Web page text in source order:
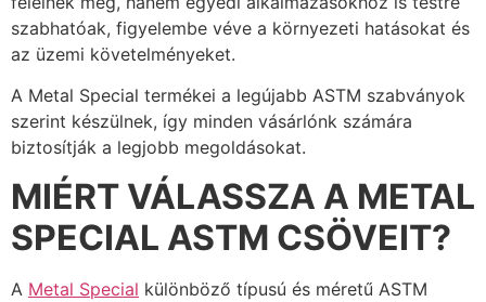
szabhatóak, figyelembe véve a környezeti hatásokat és
az üzemi követelményeket.
A Metal Special termékei a legújabb ASTM szabványok
szerint készülnek, így minden vásárlónk számára
biztosítják a legjobb megoldásokat.
MIÉRT VÁLASSZA A METAL
SPECIAL ASTM CSÖVEIT?
A Metal Special különböző típusú és méretű ASTM